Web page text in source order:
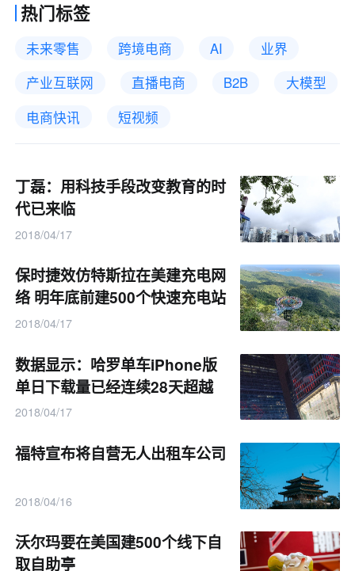
热门标签
未来零售 跨境电商 AI
业界
产业互联网
直播电商 B2B
大模型
电商快讯
短视频
丁磊：用科技手段改变教育的时
代已来临
2018/04/17
保时捷效仿特斯拉在美建充电网
络 明年底前建500个快速充电站
2018/04/17
数据显示：哈罗单车iPhone版
单日下载量已经连续28天超越
ofo和摩拜
2018/04/17
福特宣布将自营无人出租车公司
2018/04/16
沃尔玛要在美国建500个线下自
取自助亭